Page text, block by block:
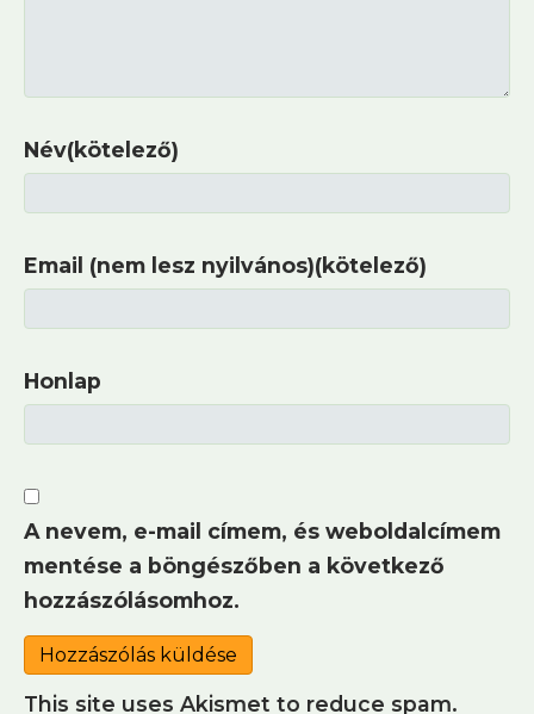
Név(kötelező)
Email (nem lesz nyilvános)(kötelező)
Honlap
A nevem, e-mail címem, és weboldalcímem
mentése a böngészőben a következő
hozzászólásomhoz.
This site uses Akismet to reduce spam.